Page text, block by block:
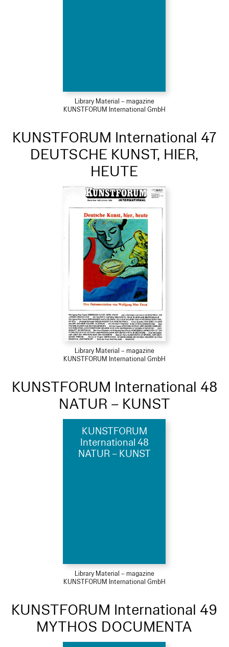
Library Material – magazine
KUNSTFORUM International GmbH
KUNSTFORUM International 47
DEUTSCHE KUNST, HIER,
HEUTE
Library Material – magazine
KUNSTFORUM International GmbH
KUNSTFORUM International 48
NATUR – KUNST
KUNSTFORUM
International 48
NATUR – KUNST
Library Material – magazine
KUNSTFORUM International GmbH
KUNSTFORUM International 49
MYTHOS DOCUMENTA